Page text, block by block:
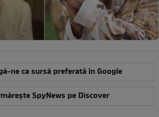
ne ca sursă preferată în Google
SpyNews pe Discover